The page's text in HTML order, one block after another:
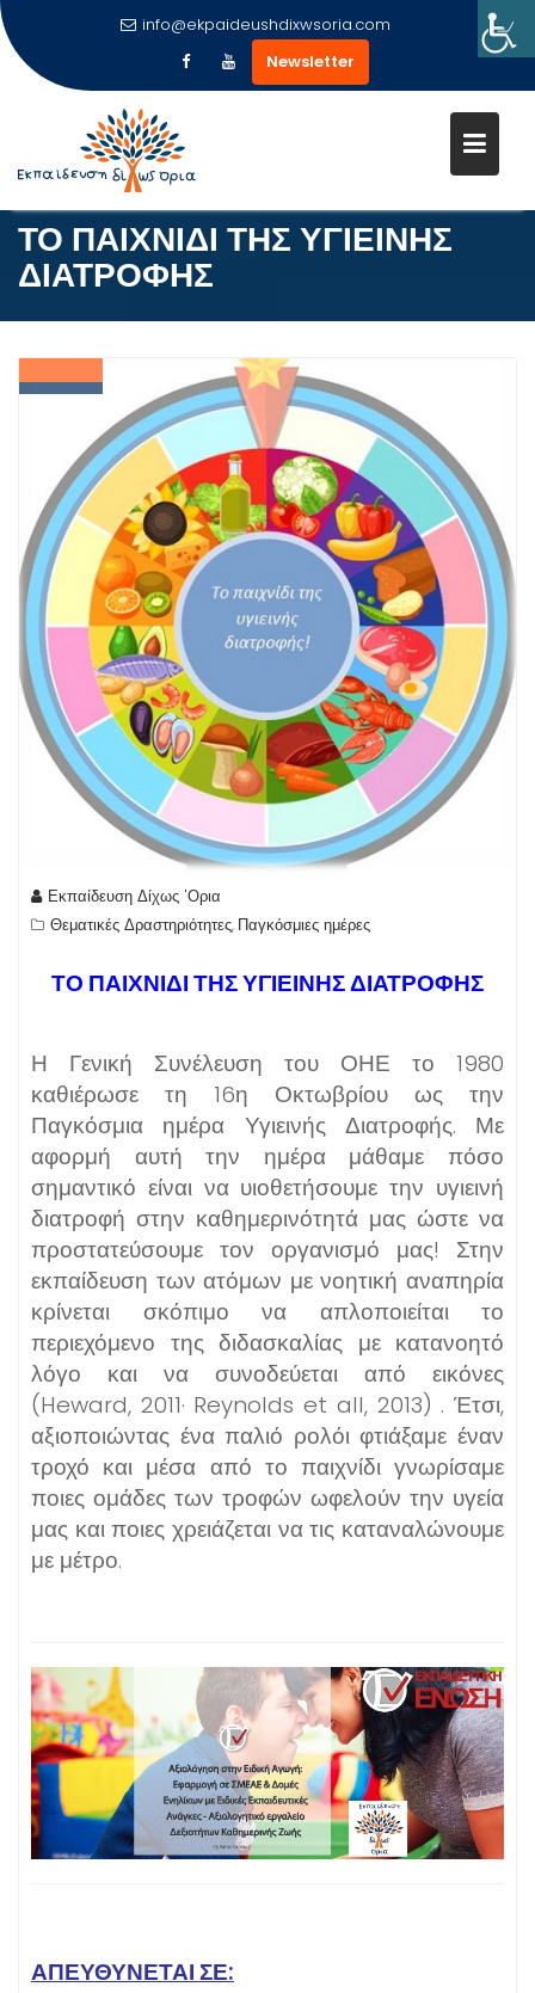
info@ekpaideushdixwsoria.com
Newsletter
ΤΟ ΠΑΙΧΝΙΔΙ ΤΗΣ ΥΓΙΕΙΝΗΣ
ΔΙΑΤΡΟΦΗΣ
Εκπαίδευση Δίχως 'Ορια
Θεματικές Δραστηριότητες, Παγκόσμιες ημέρες
ΤΟ ΠΑΙΧΝΙΔΙ ΤΗΣ ΥΓΙΕΙΝΗΣ ΔΙΑΤΡΟΦΗΣ
Η Γενική Συνέλευση του ΟΗΕ το 1980
καθιέρωσε τη 16η Οκτωβρίου ως την
Παγκόσμια ημέρα Υγιεινής Διατροφής. Με
αφορμή αυτή την ημέρα μάθαμε πόσο
σημαντικό είναι να υιοθετήσουμε την υγιεινή
διατροφή στην καθημερινότητά μας ώστε να
προστατεύσουμε τον οργανισμό μας! Στην
εκπαίδευση των ατόμων με νοητική αναπηρία
κρίνεται σκόπιμο να απλοποιείται το
περιεχόμενο της διδασκαλίας με κατανοητό
λόγο και να συνοδεύεται από εικόνες
(Heward, 2011· Reynolds et all, 2013) . Έτσι,
αξιοποιώντας ένα παλιό ρολόι φτιάξαμε έναν
τροχό και μέσα από το παιχνίδι γνωρίσαμε
ποιες ομάδες των τροφών ωφελούν την υγεία
μας και ποιες χρειάζεται να τις καταναλώνουμε
με μέτρο.
ΑΠΕΥΘΎΝΕΤΑΙ ΣΕ: